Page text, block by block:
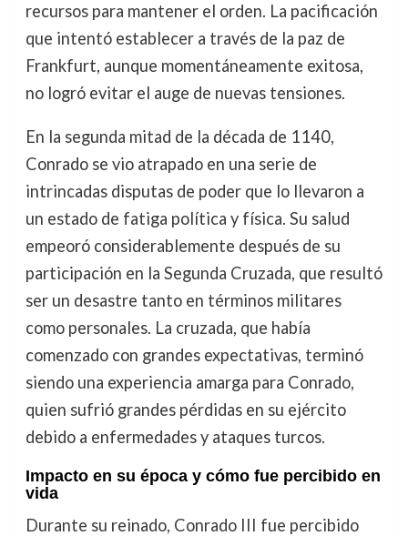
recursos para mantener el orden. La pacificación
que intentó establecer a través de la paz de
Frankfurt, aunque momentáneamente exitosa,
no logró evitar el auge de nuevas tensiones.
En la segunda mitad de la década de 1140,
Conrado se vio atrapado en una serie de
intrincadas disputas de poder que lo llevaron a
un estado de fatiga política y física. Su salud
empeoró considerablemente después de su
participación en la Segunda Cruzada, que resultó
ser un desastre tanto en términos militares
como personales. La cruzada, que había
comenzado con grandes expectativas, terminó
siendo una experiencia amarga para Conrado,
quien sufrió grandes pérdidas en su ejército
debido a enfermedades y ataques turcos.
Impacto en su época y cómo fue percibido en
vida
Durante su reinado, Conrado III fue percibido